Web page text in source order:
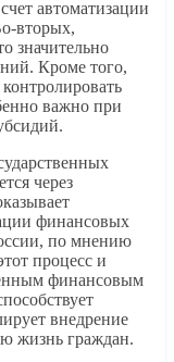
автоматизации
вторых,
значительно
Кроме того,
важно при
через
финансовых
по мнению
процесс и
финансовым
внедрение
жизнь граждан.